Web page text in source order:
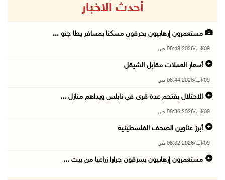
أحدث الاخبار
مستعمرون إرهابيون يحرقون مسكنا بمسافر يطا جنو ...
09/آب/2026 08:49 ص
أسعار العملات مقابل الشيقل
09/آب/2026 08:44 ص
الاحتلال يقتحم عدة قرى في نابلس ويداهم منازل ...
09/آب/2026 08:36 ص
أبرز عناوين الصحف الفلسطينية
09/آب/2026 08:32 ص
مستعمرون إرهابيون يسرقون جرارا زراعيا من بيت ...